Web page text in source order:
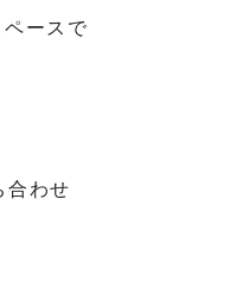
ースで
合わせ